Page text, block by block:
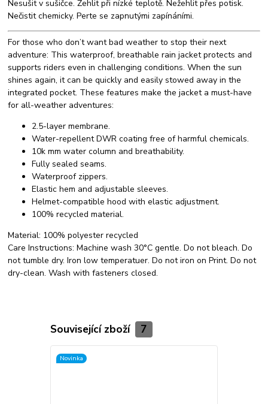
Nesušit v sušičce. Žehlit při nízké teplotě. Nežehlit přes potisk.
Nečistit chemicky. Perte se zapnutými zapínáními.
For those who don’t want bad weather to stop their next
adventure: This waterproof, breathable rain jacket protects and
supports riders even in challenging conditions. When the sun
shines again, it can be quickly and easily stowed away in the
integrated pocket. These features make the jacket a must-have
for all-weather adventures:
2.5-layer membrane.
Water-repellent DWR coating free of harmful chemicals.
10k mm water column and breathability.
Fully sealed seams.
Waterproof zippers.
Elastic hem and adjustable sleeves.
Helmet-compatible hood with elastic adjustment.
100% recycled material.
Material: 100% polyester recycled
Care Instructions:Machine wash 30°C gentle. Do not bleach. Do
not tumble dry. Iron low temperatuer. Do not iron on Print. Do not
dry-clean. Wash with fasteners closed.
Související zboží 7
Novinka